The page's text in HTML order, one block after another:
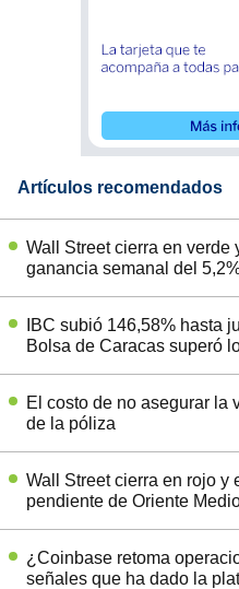
Artículos recomendados
Wall Street cierra en verde
ganancia semanal del
IBC subió 146,58% hasta
Bolsa de Caracas superó
El costo de no asegurar la
de la póliza
Wall Street cierra en rojo y
pendiente de Oriente
¿Coinbase retoma
señales que ha dado la